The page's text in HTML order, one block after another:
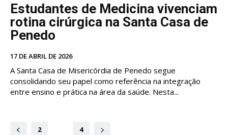
Estudantes de Medicina vivenciam
rotina cirúrgica na Santa Casa de
Penedo
17 DE ABRIL DE 2026
A Santa Casa de Misericórdia de Penedo segue
consolidando seu papel como referência na integração
entre ensino e prática na área da saúde. Nesta...
2 4